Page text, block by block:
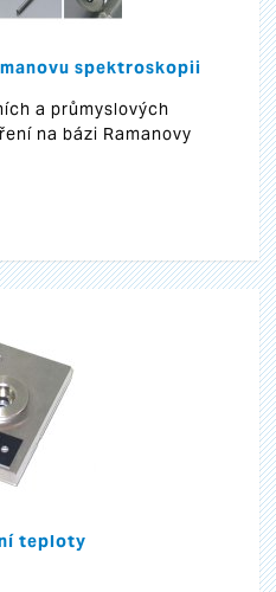
spektroskopii
a průmyslových
na bázi Ramanovy
teploty